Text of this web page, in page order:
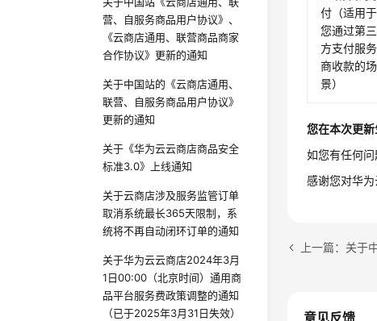
营、自服务商品用户协议》、
《云商店通用、联营商品商家
合作协议》更新的通知
关于中国站的《云商店通用、
联营、自服务商品用户协议》
更新的通知
关于《华为云云商店商品安全
标准3.0》上线通知
关于云商店涉及服务监管订单
取消系统最长365天限制，系
统将不再自动闭环订单的通知
关于华为云云商店2024年3月
1日00:00（北京时间）通用商
品平台服务费政策调整的通知
（已于2025年3月31日失效）
付（适用于
您通过第三
方支付服务
商收款的场
景）
您在本次更新
如您有任何
感谢您对华为
上一篇：关于
意见反馈